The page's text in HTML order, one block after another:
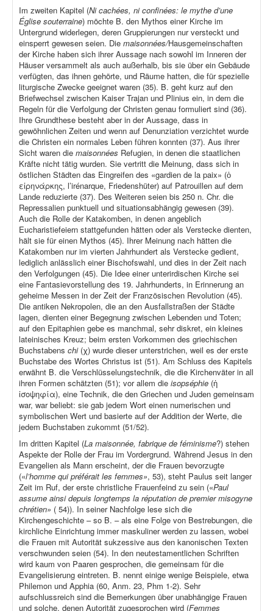
Im zweiten Kapitel (Ni cachées, ni confinées: le mythe d’une
Église souterraine) möchte B. den Mythos einer Kirche im
Untergrund widerlegen, deren Gruppierungen nur versteckt und
einsperrt gewesen seien. Die maisonnées/Hausgemeinschaften
der Kirche haben sich ihrer Aussage nach sowohl im Inneren der
Häuser versammelt als auch außerhalb, bis sie über ein Gebäude
verfügten, das ihnen gehörte, und Räume hatten, die für spezielle
liturgische Zwecke geeignet waren (35). B. geht kurz auf den
Briefwechsel zwischen Kaiser Trajan und Plinius ein, in dem die
Regeln für die Verfolgung der Christen genau formuliert sind (36).
Ihre Grundthese besteht aber in der Aussage, dass in
gewöhnlichen Zeiten und wenn auf Denunziation verzichtet wurde
die Christen ein normales Leben führen konnten (37). Aus ihrer
Sicht waren die maisonnées Refugien, in denen die staatlichen
Kräfte nicht tätig wurden. Sie vertritt die Meinung, dass sich in
östlichen Städten das Eingreifen des «gardien de la paix» (ὁ
εἰρηνάρκης, l’irénarque, Friedenshüter) auf Patrouillen auf dem
Lande reduzierte (37). Des Weiteren seien bis 250 n. Chr. die
Repressalien punktuell und situationsabhängig gewesen (39).
Auch die Rolle der Katakomben, in denen angeblich
Eucharistiefeiern stattgefunden hätten oder als Verstecke dienten,
hält sie für einen Mythos (45). Ihrer Meinung nach hätten die
Katakomben nur im vierten Jahrhundert als Verstecke gedient,
lediglich anlässlich einer Bischofswahl, und dies in der Zeit nach
den Verfolgungen (45). Die Idee einer unterirdischen Kirche sei
eine Fantasievorstellung des 19. Jahrhunderts, in Erinnerung an
geheime Messen in der Zeit der Französischen Revolution (45).
Die antiken Nekropolen, die an den Ausfallstraßen der Städte
lagen, dienten einer Begegnung zwischen Lebenden und Toten;
auf den Epitaphien gebe es manchmal, sehr diskret, ein kleines
lateinisches Kreuz; beim ersten Vorkommen des griechischen
Buchstabens chi (χ) wurde dieser unterstrichen, weil es der erste
Buchstabe des Wortes Christus ist (51). Am Schluss des Kapitels
erwähnt B. die Verschlüsselungstechnik, die die Kirchenväter in all
ihren Formen schätzten (51); vor allem die isopséphie (ἡ
ἰσοψηφία), eine Technik, die den Griechen und Juden gemeinsam
war, war beliebt: sie gab jedem Wort einen numerischen und
symbolischen Wert und basierte auf der Addition der Werte, die
jedem Buchstaben zukommt (51/52).
Im dritten Kapitel (La maisonnée, fabrique de féminisme?) stehen
Aspekte der Rolle der Frau im Vordergrund. Während Jesus in den
Evangelien als Mann erscheint, der die Frauen bevorzugte
(«l’homme qui préférait les femmes», 53), steht Paulus seit langer
Zeit im Ruf, der erste christliche Frauenfeind zu sein («Paul
assume ainsi depuis longtemps la réputation de premier misogyne
chrétien» ( 54)). In seiner Nachfolge lese sich die
Kirchengeschichte – so B. – als eine Folge von Bestrebungen, die
kirchliche Einrichtung immer maskuliner werden zu lassen, wobei
die Frauen mit Autorität sukzessive aus den kanonischen Texten
verschwunden seien (54). In den neutestamentlichen Schriften
wird kaum von Paaren gesprochen, die gemeinsam für die
Evangelisierung eintreten. B. nennt einige wenige Beispiele, etwa
Philemon und Apphia (60, Anm. 23, Phm 1-2). Sehr
aufschlussreich sind die Bemerkungen über unabhängige Frauen
und solche, denen Autorität zugesprochen wird (Femmes